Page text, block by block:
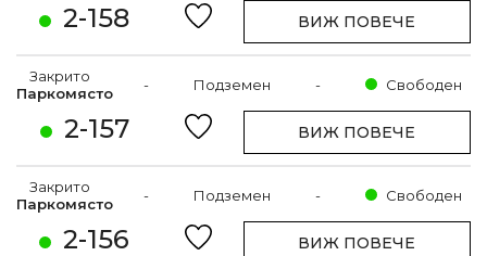
2-158 ВИЖ ПОВЕЧЕ
2-157
Закрито
Паркомясто
- Подземен - Свободен
ВИЖ ПОВЕЧЕ
2-156
Закрито
Паркомясто
- Подземен - Свободен
ВИЖ ПОВЕЧЕ